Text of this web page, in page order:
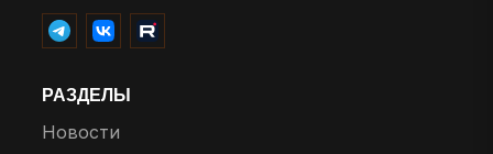
РАЗДЕЛЫ
Новости